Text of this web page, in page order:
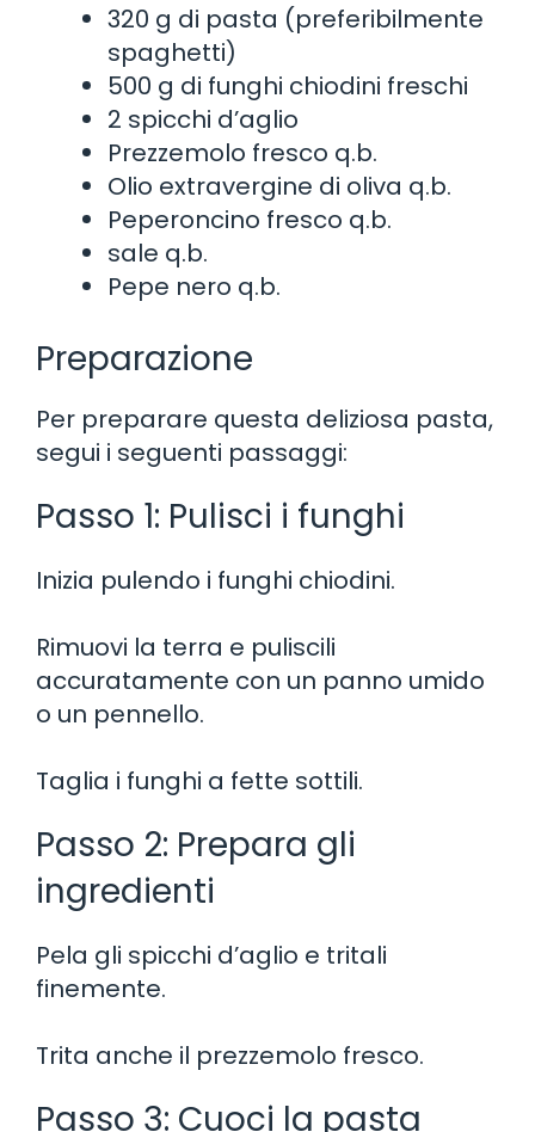
320 g di pasta (preferibilmente
spaghetti)
500 g di funghi chiodini freschi
2 spicchi d’aglio
Prezzemolo fresco q.b.
Olio extravergine di oliva q.b.
Peperoncino fresco q.b.
sale q.b.
Pepe nero q.b.
Preparazione
Per preparare questa deliziosa pasta,
segui i seguenti passaggi:
Passo 1: Pulisci i funghi
Inizia pulendo i funghi chiodini.
Rimuovi la terra e puliscili
accuratamente con un panno umido
o un pennello.
Taglia i funghi a fette sottili.
Passo 2: Prepara gli
ingredienti
Pela gli spicchi d’aglio e tritali
finemente.
Trita anche il prezzemolo fresco.
Passo 3: Cuoci la pasta